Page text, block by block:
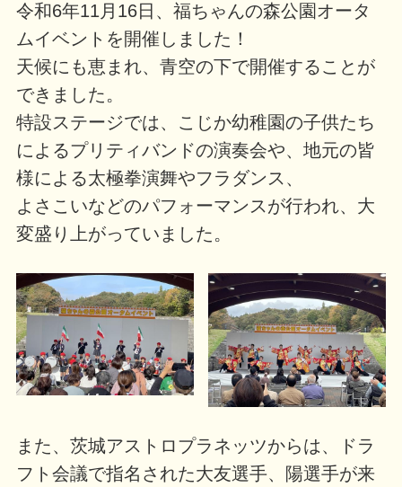
令和6年11月16日、福ちゃんの森公園オータ
ムイベントを開催しました！
天候にも恵まれ、青空の下で開催することが
できました。
特設ステージでは、こじか幼稚園の子供たち
によるプリティバンドの演奏会や、地元の皆
様による太極拳演舞やフラダンス、
よさこいなどのパフォーマンスが行われ、大
変盛り上がっていました。
また、茨城アストロプラネッツからは、ドラ
フト会議で指名された大友選手、陽選手が来